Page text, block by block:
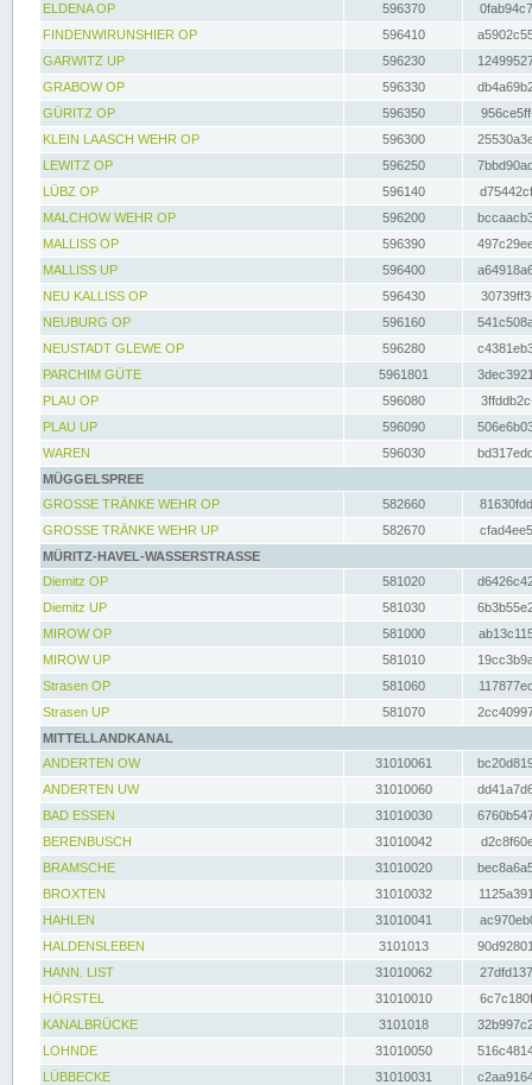
ELDENA OP
596370
FINDENWIRUNSHIER OP
596410
GARWITZ UP
596230
GRABOW OP
596330
GÜRITZ OP
596350
KLEIN LAASCH WEHR OP
596300
LEWITZ OP
596250
LÜBZ OP
596140
MALCHOW WEHR OP
596200
MALLISS OP
596390
MALLISS UP
596400
NEU KALLISS OP
596430
NEUBURG OP
596160
NEUSTADT GLEWE OP
596280
PARCHIM GÜTE
5961801
PLAU OP
596080
PLAU UP
596090
WAREN
596030
MÜGGELSPREE
GROSSE TRÄNKE WEHR OP
582660
GROSSE TRÄNKE WEHR UP
582670
MÜRITZ-HAVEL-WASSERSTRASSE
Diemitz OP
581020
Diemitz UP
581030
MIROW OP
581000
MIROW UP
581010
Strasen OP
581060
Strasen UP
581070
MITTELLANDKANAL
ANDERTEN OW
31010061
ANDERTEN UW
31010060
BAD ESSEN
31010030
BERENBUSCH
31010042
BRAMSCHE
31010020
BROXTEN
31010032
HAHLEN
31010041
HALDENSLEBEN
3101013
HANN. LIST
31010062
HÖRSTEL
31010010
KANALBRÜCKE
3101018
LOHNDE
31010050
LÜBBECKE
31010031